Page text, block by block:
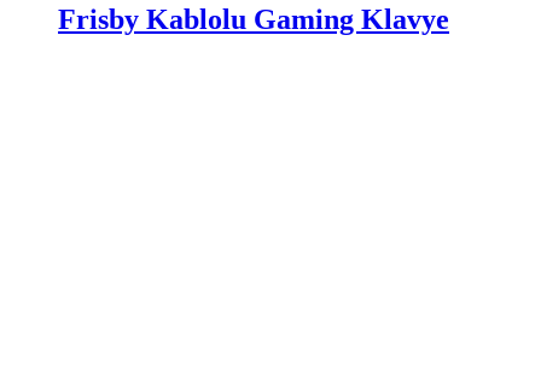
Frisby Kablolu Gaming Klavye